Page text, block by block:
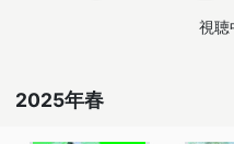
視聴
2025年春